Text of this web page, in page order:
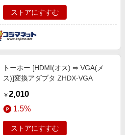
ストアにすすむ
トーホー [HDMI(オス) ⇒ VGA(メ
ス)]変換アダプタ ZHDX-VGA
￥ 2,010
1.5%
ストアにすすむ